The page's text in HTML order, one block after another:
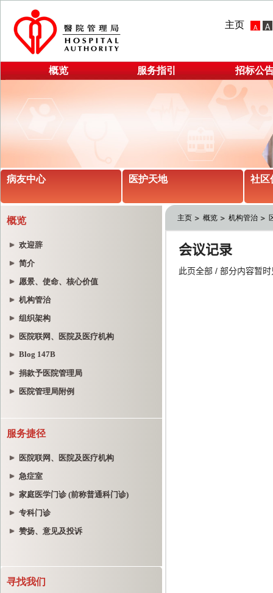
主页
概览 服务指引 招标公
病友中心 医护天地 社区
概览
欢迎辞
简介
愿景、使命、核心价值
机构管治
组织架构
医院联网、医院及医疗机构
Blog 147B
捐款予医院管理局
医院管理局附例
服务捷径
医院联网、医院及医疗机构
急症室
家庭医学门诊 (前称普通科门诊)
专科门诊
赞扬、意见及投诉
寻找我们
主页 概览 机构管治